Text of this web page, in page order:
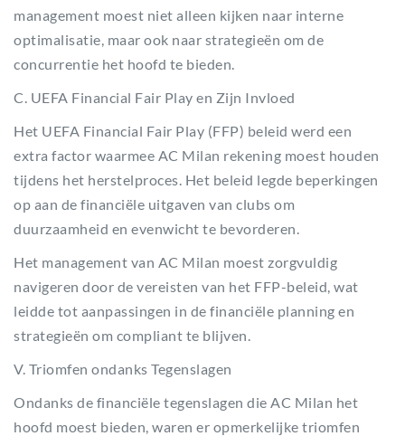
management moest niet alleen kijken naar interne
optimalisatie, maar ook naar strategieën om de
concurrentie het hoofd te bieden.
C. UEFA Financial Fair Play en Zijn Invloed
Het UEFA Financial Fair Play (FFP) beleid werd een
extra factor waarmee AC Milan rekening moest houden
tijdens het herstelproces. Het beleid legde beperkingen
op aan de financiële uitgaven van clubs om
duurzaamheid en evenwicht te bevorderen.
Het management van AC Milan moest zorgvuldig
navigeren door de vereisten van het FFP-beleid, wat
leidde tot aanpassingen in de financiële planning en
strategieën om compliant te blijven.
V. Triomfen ondanks Tegenslagen
Ondanks de financiële tegenslagen die AC Milan het
hoofd moest bieden, waren er opmerkelijke triomfen